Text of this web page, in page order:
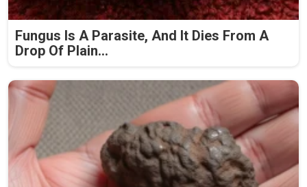
Fungus Is A Parasite, And It Dies From A
Drop Of Plain...